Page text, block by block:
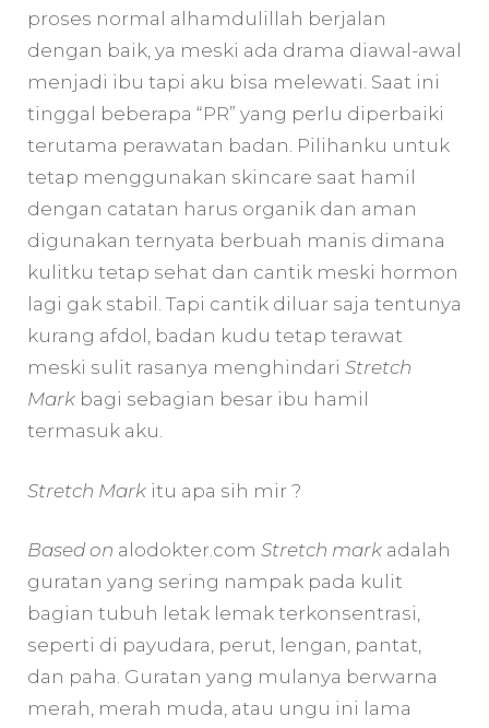
proses normal alhamdulillah berjalan
dengan baik, ya meski ada drama diawal-awal
menjadi ibu tapi aku bisa melewati. Saat ini
tinggal beberapa “PR” yang perlu diperbaiki
terutama perawatan badan. Pilihanku untuk
tetap menggunakan skincare saat hamil
dengan catatan harus organik dan aman
digunakan ternyata berbuah manis dimana
kulitku tetap sehat dan cantik meski hormon
lagi gak stabil. Tapi cantik diluar saja tentunya
kurang afdol, badan kudu tetap terawat
meski sulit rasanya menghindari Stretch
Mark bagi sebagian besar ibu hamil
termasuk aku.
Stretch Mark itu apa sih mir ?
Based on alodokter.com Stretch mark adalah
guratan yang sering nampak pada kulit
bagian tubuh letak lemak terkonsentrasi,
seperti di payudara, perut, lengan, pantat,
dan paha. Guratan yang mulanya berwarna
merah, merah muda, atau ungu ini lama